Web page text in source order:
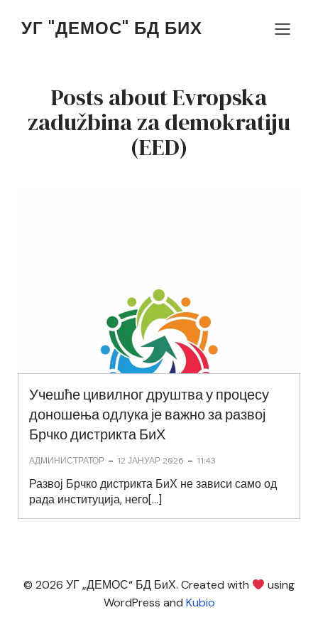
УГ "ДЕМОС" БД БИХ
Posts about Evropska
zadužbina za demokratiju
(EED)
Учешће цивилног друштва у процесу
доношења одлука је важно за развој
Брчко дистрикта БиХ
АДМИНИСТРАТОР - 12 ЈАНУАР 2026 - 11:43
Развој Брчко дистрикта БиХ не зависи само од
рада институција, него[…]
© 2026 УГ „ДЕМОС“ БД БиХ. Created with
using
WordPress and Kubio